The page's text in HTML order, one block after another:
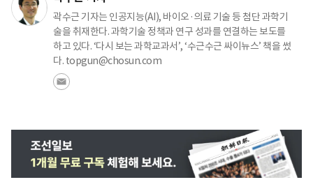
곽수근 기자는 인공지능(AI), 바이오·의료 기술 등 첨단 과학기
술을 취재한다. 과학기술 정책과 연구 성과를 연결하는 보도를
하고 있다. ‘다시 보는 과학교과서’, ‘수근수근 싸이뉴스’ 책을 썼
다. topgun@chosun.com